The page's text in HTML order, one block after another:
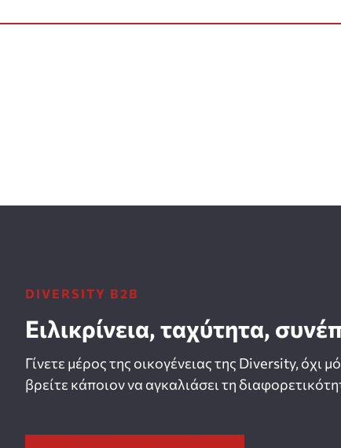
DIVERSITY B2B
Ειλικρίνεια, ταχύτητα,
Γίνετε μέρος της οικογένειας της Diversity, όχι
βρείτε κάποιον να αγκαλιάσει τη